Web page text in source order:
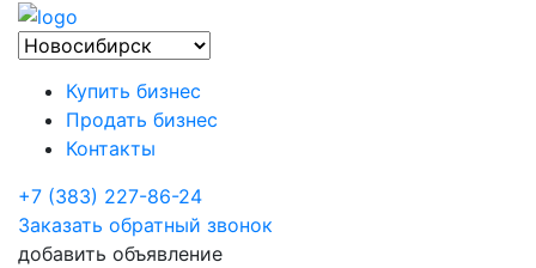
Купить бизнес
Продать бизнес
Контакты
+7 (383) 227-86-24
Заказать обратный звонок
добавить объявление